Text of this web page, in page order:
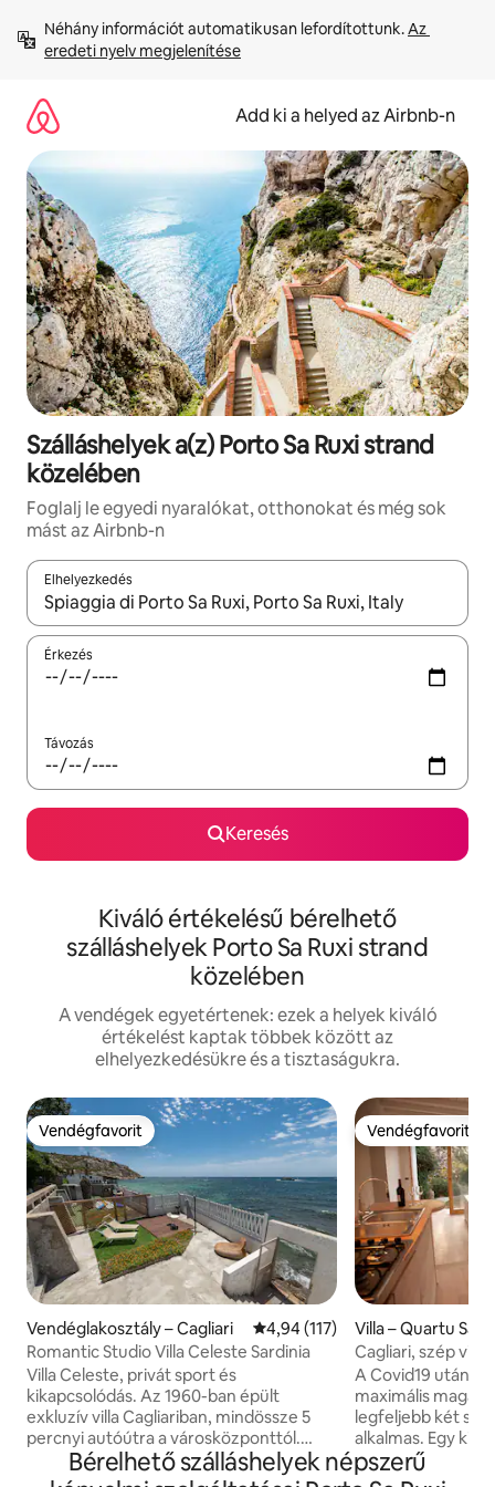
tartalomra
Néhány információt automatikusan lefordítottunk. Az
eredeti nyelv megjelenítése
Add ki a helyed az Airbnb-n
Szálláshelyek a(z) Porto Sa Ruxi strand
közelében
Foglalj le egyedi nyaralókat, otthonokat és még sok
mást az Airbnb-n
Elhelyezkedés
Az eredmények között a felfelé és a lefelé nyíllal
Érkezés
Távozás
Keresés
Kiváló értékelésű bérelhető
szálláshelyek Porto Sa Ruxi strand
közelében
A vendégek egyetértenek: ezek a helyek kiváló
értékelést kaptak többek között az
elhelyezkedésükre és a tisztaságukra.
Vendégfavorit
Vendégfavorit
Vendéglakosztály – Cagliari Átlagos értékelés: 5/4,94, 117
4,94 (117)
Romantic Studio Villa Celeste Sardinia
Villa Celeste, privát sport és
kikapcsolódás. Az 1960-ban épült
exkluzív villa Cagliariban, mindössze 5
percnyi autóútra a városközponttól.
Nagyon privát, a tenger mellett
található, közvetlen hozzáféréssel a Cala
Vendégfavorit
Vendégfavorit
Villa – Quartu
Cagliari, szép
A Covid19 után
maximális
legfeljebb két
alkalmas. Egy kis
néhány percre a
hálószobával,
Bérelhető szálláshelyek népszerű